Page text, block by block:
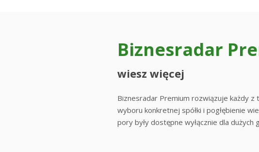
Biznesradar
wiesz więcej
Biznesradar Premium rozwiązuje każdy z
wyboru konkretnej spółki i pogłębienie
pory były dostępne wyłącznie dla dużych